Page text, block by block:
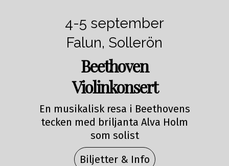
4-5 september
Falun, Sollerön
Beethoven
Violinkonsert
En musikalisk resa i Beethovens
tecken med briljanta Alva Holm
som solist
Biljetter & Info